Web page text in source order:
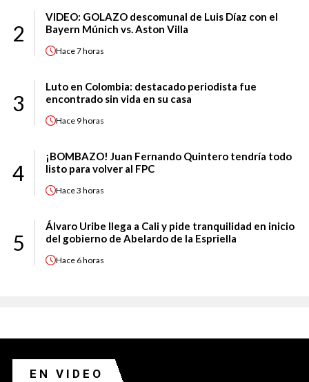
2
VIDEO: GOLAZO descomunal de Luis Díaz con el
Bayern Múnich vs. Aston Villa
Hace7 horas
3
Luto en Colombia: destacado periodista fue
encontrado sin vida en su casa
Hace 9 horas
4
¡BOMBAZO! Juan Fernando Quintero tendría todo
listo para volver al FPC
Hace3 horas
5
Álvaro Uribe llega a Cali y pide tranquilidad en inicio
del gobierno de Abelardo de la Espriella
Hace 6 horas
EN VIDEO